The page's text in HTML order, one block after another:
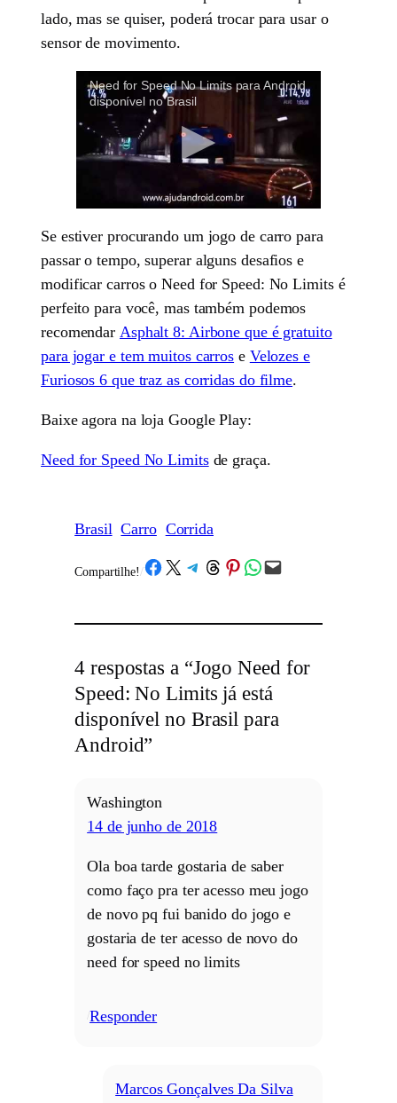
lado, mas se quiser, poderá trocar para usar o
sensor de movimento.
Need for Speed No Limits para Android
disponível no Brasil
Se estiver procurando um jogo de carro para
passar o tempo, superar alguns desafios e
modificar carros o Need for Speed: No Limits é
perfeito para você, mas também podemos
recomendar Asphalt 8: Airbone que é gratuito
para jogar e tem muitos carros e Velozes e
Furiosos 6 que traz as corridas do filme.
Baixe agora na loja Google Play:
Need for Speed No Limitsde graça.
Brasil Carro Corrida
Compartilhe! /Share on Facebook
Share on X Share on Telegram
Share on Threads
Share on Pinterest
Share on WhatsApp
Email this Page
4 respostas a “Jogo Need for
Speed: No Limits já está
disponível no Brasil para
Android”
Washington
14 de junho de 2018
Ola boa tarde gostaria de saber
como faço pra ter acesso meu jogo
de novo pq fui banido do jogo e
gostaria de ter acesso de novo do
need for speed no limits
Responder
Marcos Gonçalves Da Silva